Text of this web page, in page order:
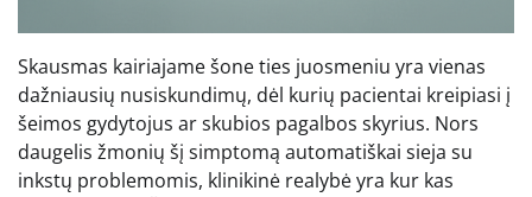
Skausmas kairiajame šone ties juosmeniu yra vienas
dažniausių nusiskundimų, dėl kurių pacientai kreipiasi į
šeimos gydytojus ar skubios pagalbos skyrius. Nors
daugelis žmonių šį simptomą automatiškai sieja su
inkstų problemomis, klinikinė realybė yra kur kas